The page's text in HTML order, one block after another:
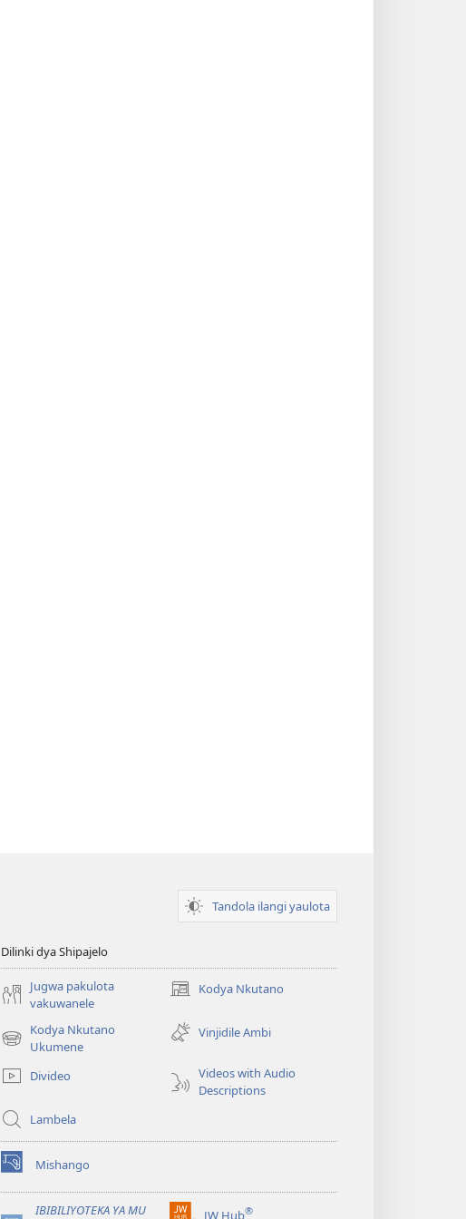
Tandola ilangi yaulota
Dilinki dya Shipajelo
Jugwa pakulota
vakuwanele
Kodya Nkutano
(opens
window)
Kodya Nkutano
Ukumene
(opens
window)
Vinjidile Ambi
Divideo
Videos with Audio
Descriptions
Lambela
Mishango
(opens
new
window)IBIBILIYOTEKA YA MU JW Hub®